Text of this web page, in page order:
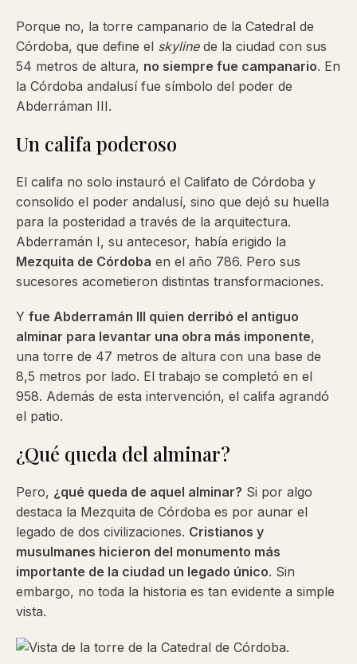
Porque no, la torre campanario de la Catedral de
Córdoba, que define el skylinede la ciudad con sus
54 metros de altura, no siempre fue campanario. En
la Córdoba andalusí fue símbolo del poder de
Abderráman III.
Un califa poderoso
El califa no solo instauró el Califato de Córdoba y
consolido el poder andalusí, sino que dejó su huella
para la posteridad a través de la arquitectura.
Abderramán I, su antecesor, había erigido la
Mezquita de Córdoba en el año 786. Pero sus
sucesores acometieron distintas transformaciones.
Y fue Abderramán III quien derribó el antiguo
alminar para levantar una obra más imponente,
una torre de 47 metros de altura con una base de
8,5 metros por lado. El trabajo se completó en el
958. Además de esta intervención, el califa agrandó
el patio.
¿Qué queda del alminar?
Pero, ¿qué queda de aquel alminar? Si por algo
destaca la Mezquita de Córdoba es por aunar el
legado de dos civilizaciones. Cristianos y
musulmanes hicieron del monumento más
importante de la ciudad un legado único. Sin
embargo, no toda la historia es tan evidente a simple
vista.